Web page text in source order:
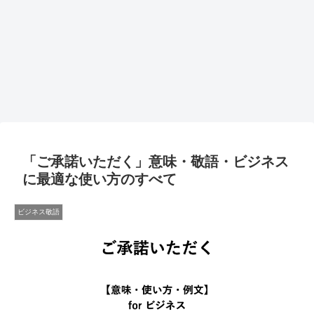
「ご承諾いただく」意味・敬語・ビジネス
に最適な使い方のすべて
ビジネス敬語